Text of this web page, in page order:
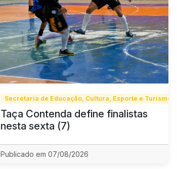
Secretaria de Educação, Cultura, Esporte e Turismo
Taça Contenda define finalistas
nesta sexta (7)
Publicado em 07/08/2026